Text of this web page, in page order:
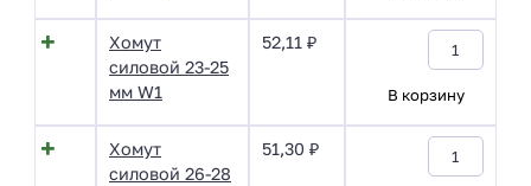
Хомут
силовой 23-25
мм W1
52,11 ₽
В корзину
Хомут
силовой 26-28
51,30 ₽